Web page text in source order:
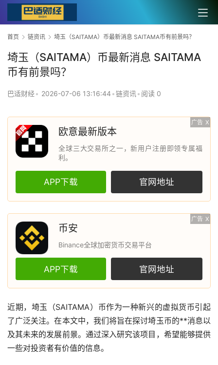
首页 链资讯 埼玉（SAITAMA）币最新消息 SAITAMA币有前景吗？
埼玉（SAITAMA）币最新消息 SAITAMA
币有前景吗？
巴适财经• 2026-07-06 13:16:44 •链资讯 • 阅读 0
广告 X
欧意最新版本
全球三大交易所之一，新用户注册即领专属福
利。
APP下载 官网地址
广告 X
币安
Binance全球加密货币交易平台
APP下载 官网地址
近期，埼玉（SAITAMA）币作为一种新兴的虚拟货币引起
了广泛关注。在本文中，我们将旨在探讨埼玉币的**消息以
及其未来的发展前景。通过深入研究该项目，希望能够提供
一些对投资者有价值的信息。